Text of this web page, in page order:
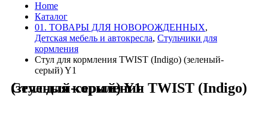
Home
Каталог
01. ТОВАРЫ ДЛЯ НОВОРОЖДЕННЫХ,
Детская мебель и автокресла, Стульчики для
кормления
Стул для кормления TWIST (Indigo) (зеленый-
серый) Y1
Стул для кормления TWIST (Indigo) (зеленый-серый) Y1